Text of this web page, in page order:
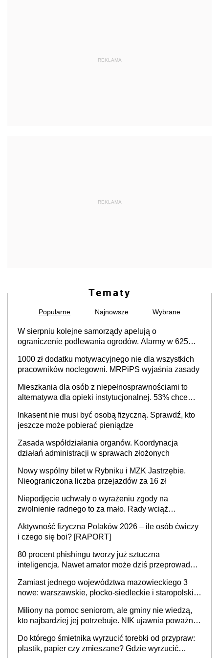
REKLAMA
REKLAMA
Tematy
Popularne Najnowsze Wybrane
W sierpniu kolejne samorządy apelują o
ograniczenie podlewania ogrodów. Alarmy w 625
cały kraj
1000 zł dodatku motywacyjnego nie dla wszystkich
pracowników noclegowni. MRPiPS wyjaśnia zasady
Mieszkania dla osób z niepełnosprawnościami to
alternatywa dla opieki instytucjonalnej. 53% chce
Inkasent nie musi być osobą fizyczną. Sprawdź, kto
jeszcze może pobierać pieniądze
Zasada współdziałania organów. Koordynacja
działań administracji w sprawach złożonych
Nowy wspólny bilet w Rybniku i MZK Jastrzębie.
Nieograniczona liczba przejazdów za 16 zł
Niepodjęcie uchwały o wyrażeniu zgody na
zwolnienie radnego to za mało. Rady wciąż
sprawy
Aktywność fizyczna Polaków 2026 – ile osób ćwiczy
i czego się boi? [RAPORT]
80 procent phishingu tworzy już sztuczna
inteligencja. Nawet amator może dziś przeprowadzić
Zamiast jednego województwa mazowieckiego 3
nowe: warszawskie, płocko-siedleckie i staropolskie.
stołecznych
Miliony na pomoc seniorom, ale gminy nie wiedzą,
kto najbardziej jej potrzebuje. NIK ujawnia poważną
Do którego śmietnika wyrzucić torebki od przypraw:
plastik, papier czy zmieszane? Gdzie wyrzucić